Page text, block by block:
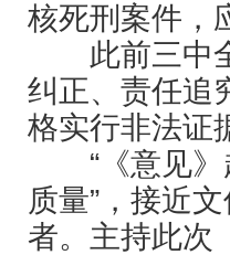
核死刑案件，
此前三中全
纠正、责任追
格实行非法证
“《意见》
质量”，接近
者。主持此次